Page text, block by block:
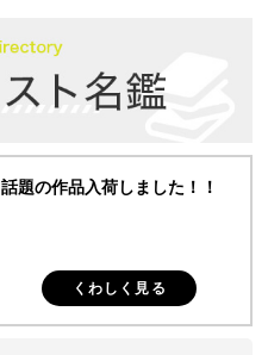
話題の作品入荷しました！！
くわしく見る